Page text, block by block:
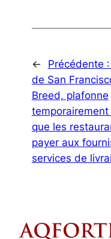
← Précédente :
de San
Breed, plafonne
que les
payer aux
services de